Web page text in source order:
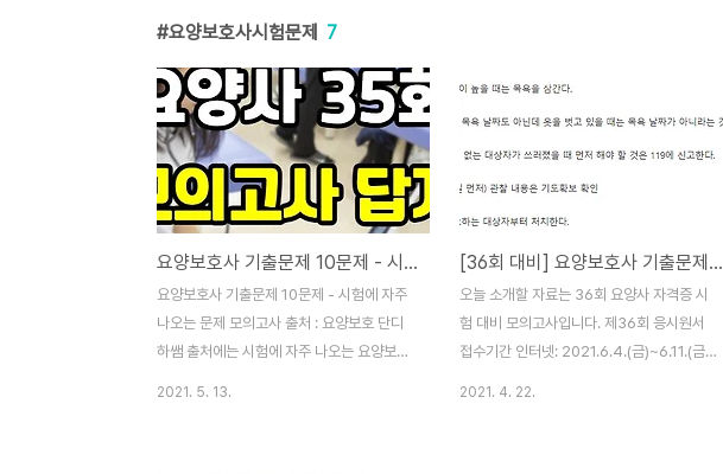
요양보호사시험문제 7
요양보호사 기출문제 10문제 - 시험에 자주나오는 문제 모의고사
요양보호사 기출문제 10문제 - 시험에 자주
나오는 문제 모의고사 출처 : 요양보호 단디
하쌤 출처에는 시험에 자주 나오는 요양보호
2021. 5. 13.
[36회 대비] 요양보호사 기출문제 실기 풀이 정답 [양평나이팅게일]
오늘 소개할 자료는 36회 요양사 자격증 시
험 대비 모의고사입니다. 제36회 응시원서
접수기간 인터넷: 2021.6.4.(금)~6.11.(금)
2021. 4. 22.